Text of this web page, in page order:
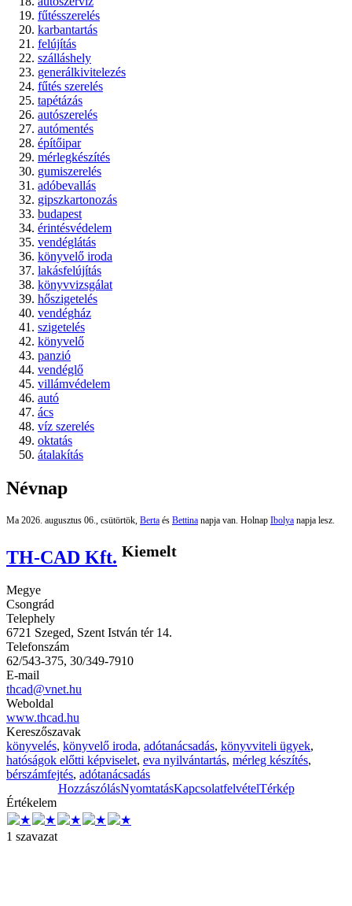
fűtésszerelés
karbantartás
felújítás
szálláshely
generálkivitelezés
fűtés szerelés
tapétázás
autószerelés
autómentés
építőipar
mérlegkészítés
gumiszerelés
adóbevallás
gipszkartonozás
budapest
érintésvédelem
vendéglátás
könyvelő iroda
lakásfelújítás
könyvvizsgálat
hőszigetelés
vendégház
szigetelés
könyvelő
panzió
vendéglő
villámvédelem
autó
ács
víz szerelés
oktatás
átalakítás
Névnap
Ma 2026. augusztus 06., csütörtök, Berta és Bettina napja van. Holnap Ibolya napja lesz.
TH-CAD Kft. Kiemelt
Megye
Csongrád
Telephely
6721 Szeged, Szent István tér 14.
Telefonszám
62/543-375, 30/349-7910
E-mail
thcad@vnet.hu
Weboldal
www.thcad.hu
Kereszőszavak
könyvelés, könyvelő iroda, adótanácsadás, könyvviteli ügyek,
hatóságok előtti képviselet, eva nyilvántartás, mérleg készítés,
bérszámfejtés, adótanácsadás
HozzászólásNyomtatásKapcsolatfelvételTérkép
Értékelem
1 szavazat